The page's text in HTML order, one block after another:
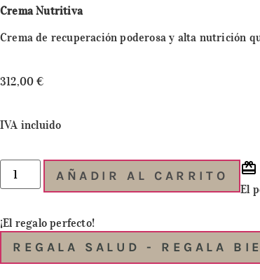
Crema Nutritiva
Crema de recuperación poderosa y alta nutrición
312,00€
IVA incluido
AÑADIR AL CARRITO
El
¡El regalo perfecto!
REGALA SALUD - REGALA